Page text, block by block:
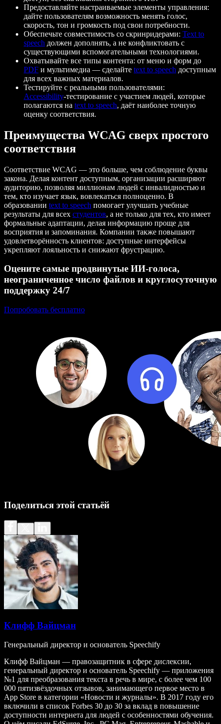
Предоставляйте настраиваемые элементы управления:
дайте пользователям возможность менять голос,
скорость, тон и громкость под свои потребности.
Обеспечьте совместимость со скринридерами: Text to
speech должен дополнять, а не конфликтовать с
существующими вспомогательными технологиями.
Охватывайте все типы контента: от меню и форм до
PDF и мультимедиа — сделайте text to speech доступным
для всех важных материалов.
Тестируйте с реальными пользователями:
Accessibility‑тестирование с участием людей, которые
полагаются на text to speech, даёт наиболее точную
оценку соответствия.
Преимущества WCAG сверх простого
соответствия
Соответствие WCAG — это больше, чем соблюдение буквы
закона. Делая контент доступным, организации расширяют
аудиторию, позволяя миллионам людей с инвалидностью и
тем, кто изучает язык, вовлекаться полноценно. В
образовании text to speech помогает улучшать учебные
результаты для всех студентов, а не только для тех, кто имеет
формальные адаптации, делая информацию проще для
восприятия и запоминания. Компании также повышают
удовлетворённость клиентов: доступные интерфейсы
укрепляют лояльность и снижают фрустрацию.
Оцените самые продвинутые ИИ‑голоса,
неограниченное число файлов и круглосуточную
поддержку 24/7
Попробовать бесплатно
Поделиться этой статьёй
Клифф Вайцман
Генеральный директор и основатель Speechify
Клифф Вайцман — правозащитник в сфере дислексии,
генеральный директор и основатель Speechify — приложения
№1 для преобразования текста в речь в мире, с более чем 100
000 пятизвёздочных отзывов, занимающего первое место в
App Store в категории «Новости и журналы». В 2017 году его
включили в список Forbes 30 до 30 за вклад в повышение
доступности интернета для людей с особенностями обучения.